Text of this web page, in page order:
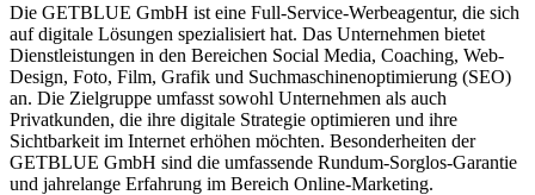
Die GETBLUE GmbH ist eine Full-Service-Werbeagentur, die sich
auf digitale Lösungen spezialisiert hat. Das Unternehmen bietet
Dienstleistungen in den Bereichen Social Media, Coaching, Web-
Design, Foto, Film, Grafik und Suchmaschinenoptimierung (SEO)
an. Die Zielgruppe umfasst sowohl Unternehmen als auch
Privatkunden, die ihre digitale Strategie optimieren und ihre
Sichtbarkeit im Internet erhöhen möchten. Besonderheiten der
GETBLUE GmbH sind die umfassende Rundum-Sorglos-Garantie
und jahrelange Erfahrung im Bereich Online-Marketing.